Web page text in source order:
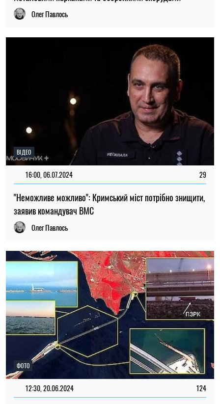
Олег Павлось
ВІДЕО
16:00, 06.07.2024 29
"Неможливе можливо": Кримський міст потрібно знищити,
заявив командувач ВМС
Олег Павлось
ФОТО
12:30, 20.06.2024 124